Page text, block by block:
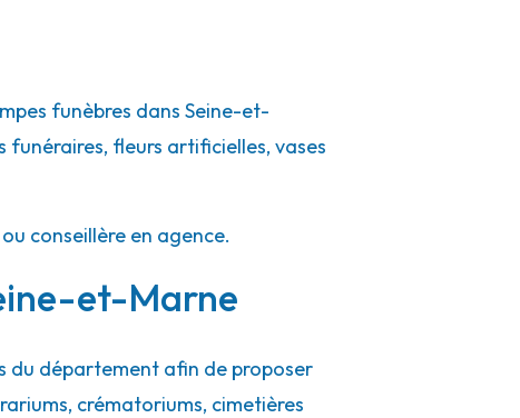
funèbres dans Seine-et-
fleurs artificielles, vases
conseillère en agence.
et-Marne
du département afin de proposer
crématoriums, cimetières